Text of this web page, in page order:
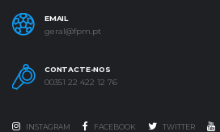
EMAIL
geral@fpm.pt
CONTACTE-NOS
00351 22 422 12 76
INSTAGRAM FACEBOOK TWITTER